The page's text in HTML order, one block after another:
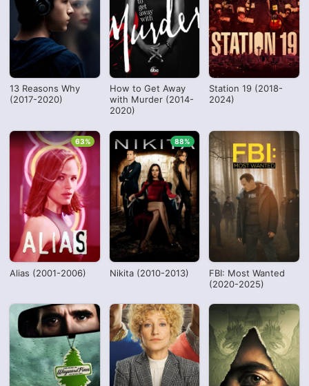
13 Reasons Why
(2017-2020)
How to Get Away
with Murder (2014-
2020)
Station 19 (2018-
2024)
Alias (2001-2006)
63%
Nikita (2010-2013)
88%
FBI: Most Wanted
(2020-2025)